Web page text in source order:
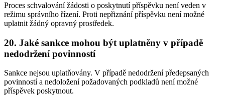
Proces schvalování žádosti o poskytnutí příspěvku není veden v
režimu správního řízení. Proti nepřiznání příspěvku není možné
uplatnit žádný opravný prostředek.
20. Jaké sankce mohou být uplatněny v případě
nedodržení povinností
Sankce nejsou uplatňovány. V případě nedodržení předepsaných
povinností a nedoložení požadovaných podkladů není možné
příspěvek poskytnout.